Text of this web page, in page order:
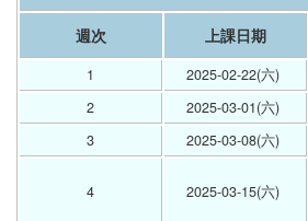
週次 上課日期
1 2025-02-22(六)
2
2025-03-01(六)
3
2025-03-08(六)
4 2025-03-15(六)